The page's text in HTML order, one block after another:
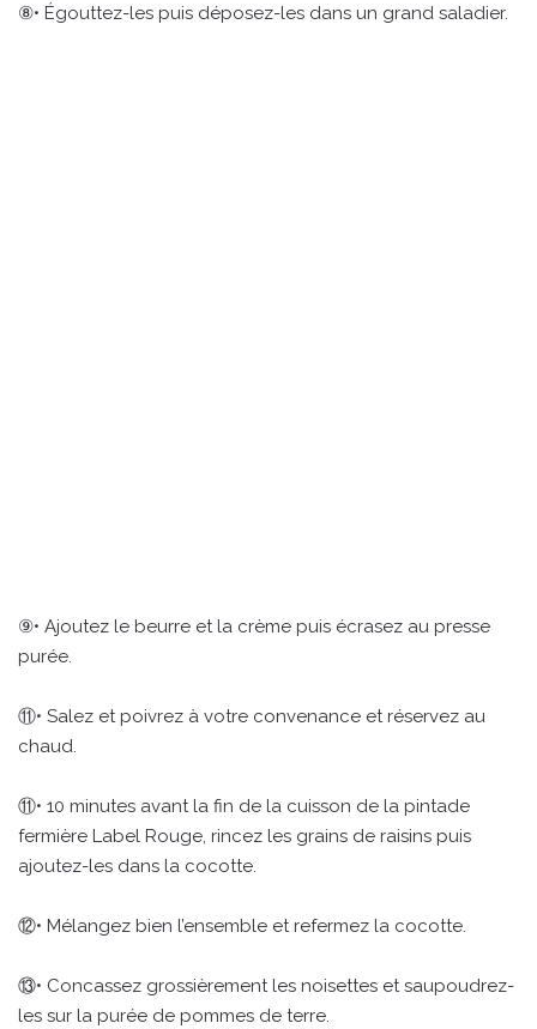
⑧• Égouttez-les puis déposez-les dans un grand saladier.
⑨• Ajoutez le beurre et la crème puis écrasez au presse
purée.
⑪• Salez et poivrez à votre convenance et réservez au
chaud.
⑪• 10 minutes avant la fin de la cuisson de la pintade
fermière Label Rouge, rincez les grains de raisins puis
ajoutez-les dans la cocotte.
⑫• Mélangez bien l’ensemble et refermez la cocotte.
⑬• Concassez grossièrement les noisettes et saupoudrez-
les sur la purée de pommes de terre.